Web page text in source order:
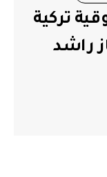
تركية
راشد